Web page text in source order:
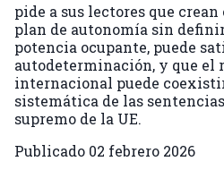
pide a sus lectores que
plan de autonomía sin
potencia ocupante, puede
autodeterminación, y que el
internacional puede
sistemática de las
supremo de la UE.
Publicado 02 febrero 2026